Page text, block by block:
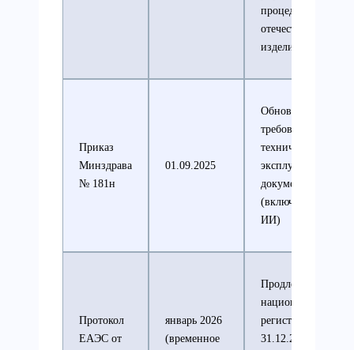
процедура для
отечественных
изделий
Приказ
Минздрава
№ 181н
01.09.2025
Обновлённые
требования к
технической и
эксплуатационной
документации
(включая ПО и
ИИ)
Протокол
ЕАЭС от
январь 2026
(временное
Продление
национальной
регистрации до
31.12.2027